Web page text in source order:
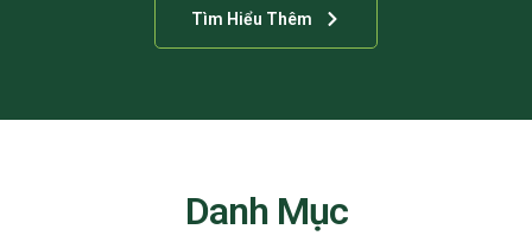
Tìm Hiểu Thêm
Danh Mục